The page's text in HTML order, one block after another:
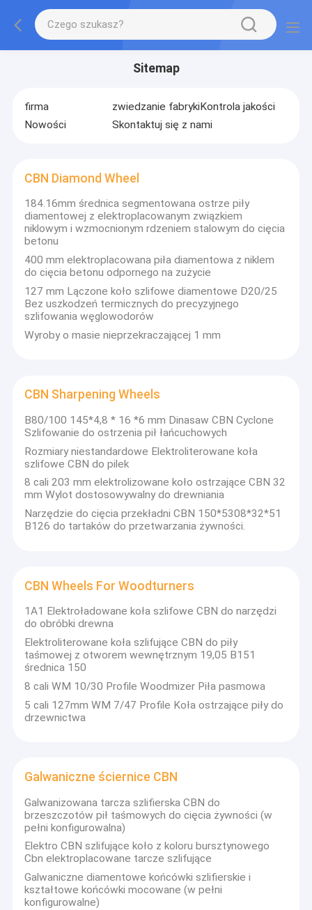
Sitemap
firma zwiedzanie fabrykiKontrola jakości
Nowości
Skontaktuj się z nami
CBN Diamond Wheel
184.16mm średnica segmentowana ostrze piły
diamentowej z elektroplacowanym związkiem
niklowym i wzmocnionym rdzeniem stalowym do cięcia
betonu
400 mm elektroplacowana piła diamentowa z niklem
do cięcia betonu odpornego na zużycie
127 mm Lączone koło szlifowe diamentowe D20/25
Bez uszkodzeń termicznych do precyzyjnego
szlifowania węglowodorów
Wyroby o masie nieprzekraczającej 1 mm
CBN Sharpening Wheels
B80/100 145*4,8 * 16 *6 mm Dinasaw CBN Cyclone
Szlifowanie do ostrzenia pił łańcuchowych
Rozmiary niestandardowe Elektroliterowane koła
szlifowe CBN do pilek
8 cali 203 mm elektrolizowane koło ostrzające CBN 32
mm Wylot dostosowywalny do drewniania
Narzędzie do cięcia przekładni CBN 150*5308*32*51
B126 do tartaków do przetwarzania żywności.
CBN Wheels For Woodturners
1A1 Elektroładowane koła szlifowe CBN do narzędzi
do obróbki drewna
Elektroliterowane koła szlifujące CBN do piły
taśmowej z otworem wewnętrznym 19,05 B151
średnica 150
8 cali WM 10/30 Profile Woodmizer Piła pasmowa
5 cali 127mm WM 7/47 Profile Koła ostrzające piły do
drzewnictwa
Galwaniczne ściernice CBN
Galwanizowana tarcza szlifierska CBN do
brzeszczotów pił taśmowych do cięcia żywności (w
pełni konfigurowalna)
Elektro CBN szlifujące koło z koloru bursztynowego
Cbn elektroplacowane tarcze szlifujące
Galwaniczne diamentowe końcówki szlifierskie i
kształtowe końcówki mocowane (w pełni
konfigurowalne)